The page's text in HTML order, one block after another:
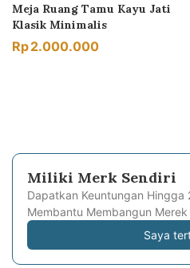
Meja Ruang Tamu Kayu Jati
Klasik Minimalis
Rp2.000.000
Miliki Merk Sendiri
Dapatkan Keuntungan Hingga
Membantu Membangun
Saya